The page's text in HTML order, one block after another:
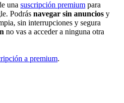
una suscripción premium para
Podrás navegar sin anuncios y
sin interrupciones y segura
no vas a acceder a ninguna otra
a premium.